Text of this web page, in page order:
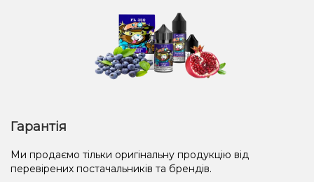
Гарантія
Ми продаємо тільки оригінальну продукцію від
перевірених постачальників та брендів.